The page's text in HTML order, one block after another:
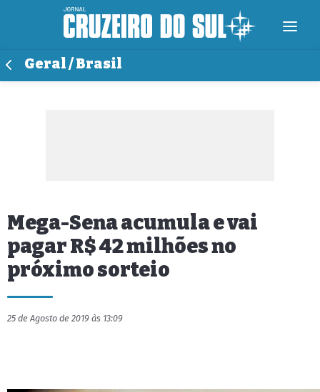
Geral / Brasil
Mega-Sena acumula e vai
pagar R$ 42 milhões no
próximo sorteio
25 de Agosto de 2019 às 13:09